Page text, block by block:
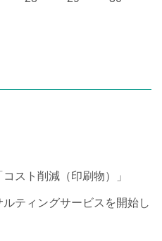
スト削減（印刷物）」
ティングサービスを開始し